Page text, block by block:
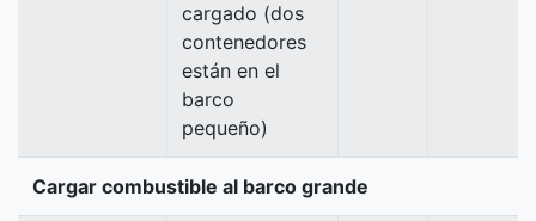
cargado (dos
contenedores
están en el
barco
pequeño)
Cargar combustible al barco grande